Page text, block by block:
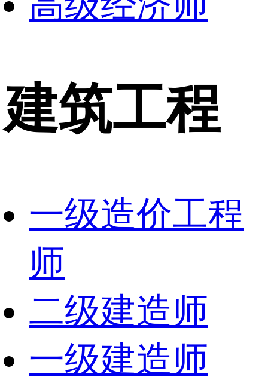
建筑工程
一级造价工程
师
二级建造师
一级建造师